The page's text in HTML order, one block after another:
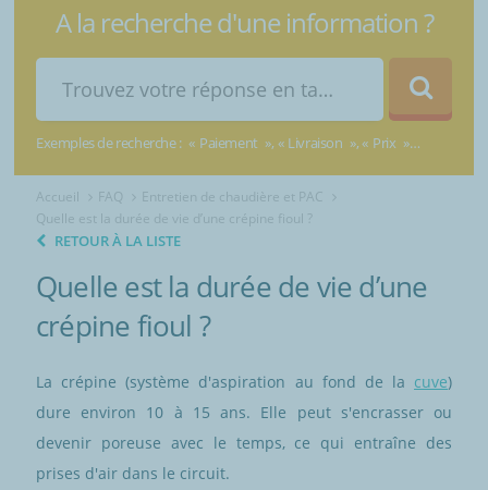
A la recherche d'une information ?
Exemples de recherche : Paiement Livraison Prix
Accueil FAQ
Entretien de chaudière et PAC
Quelle est la durée de vie d’une crépine fioul ?
RETOUR À LA LISTE
Quelle est la durée de vie d’une
crépine fioul ?
La crépine (système d'aspiration au fond de la cuve)
dure environ 10 à 15 ans. Elle peut s'encrasser ou
devenir poreuse avec le temps, ce qui entraîne des
prises d'air dans le circuit.